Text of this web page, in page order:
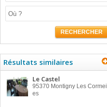
RECHERCHER
Résultats similaires
Le Castel
95370 Montigny Les Cormeill
es